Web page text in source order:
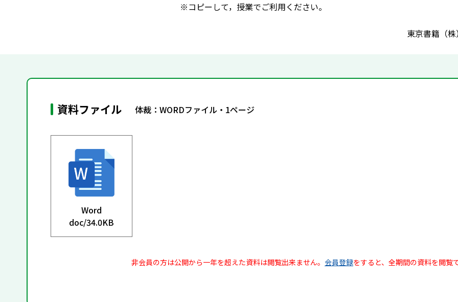
※コピーして，授業でご利用ください。
東京書籍（
資料ファイル 体裁：WORDファイル・1ページ
Word
doc/34.0KB
非会員の方は公開から一年を超えた資料は閲覧出来ません。 会員登録をすると、全期間の資料を閲覧